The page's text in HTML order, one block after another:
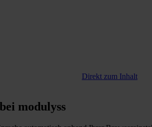
Direkt zum Inhalt
modulyss